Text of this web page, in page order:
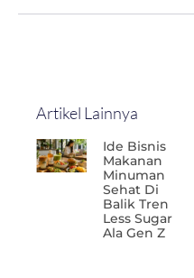
Artikel Lainnya
Ide Bisnis
Makanan
Minuman
Sehat Di
Balik Tren
Less Sugar
Ala Gen Z